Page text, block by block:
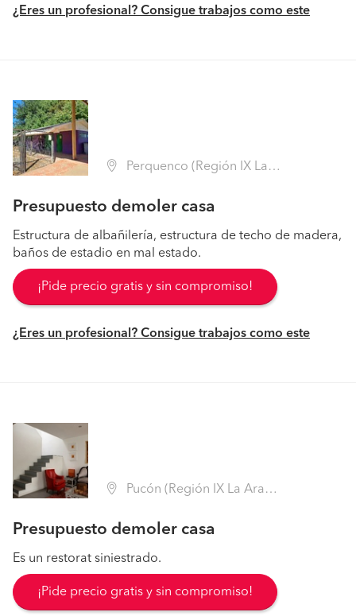
¿Eres un profesional? Consigue trabajos como este
Perquenco (Región IX La Araucanía - Cautín)
Presupuesto demoler casa
Estructura de albañilería, estructura de techo de madera,
baños de estadio en mal estado.
¡Pide precio gratis y sin compromiso!
¿Eres un profesional? Consigue trabajos como este
Pucón (Región IX La Araucanía - Cautín)
Presupuesto demoler casa
Es un restorat siniestrado.
¡Pide precio gratis y sin compromiso!